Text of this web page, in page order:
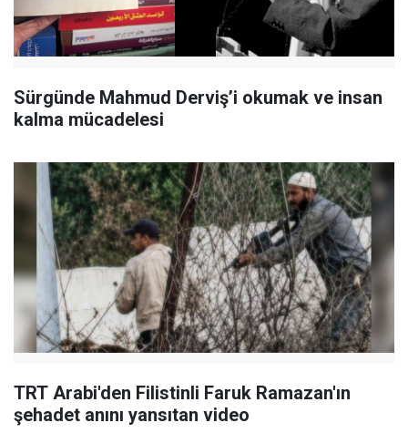
Sürgünde Mahmud Derviş’i okumak ve insan
kalma mücadelesi
TRT Arabi'den Filistinli Faruk Ramazan'ın
şehadet anını yansıtan video